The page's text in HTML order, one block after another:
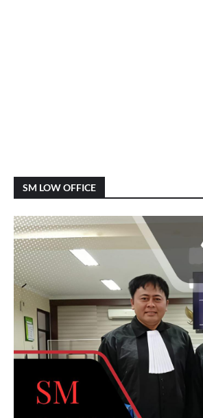
SM LOW OFFICE